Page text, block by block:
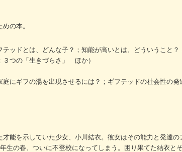
の本。
ッドとは、どんな子？；知能が高いとは、どういうこと？
３つの「生きづらさ」 ほか）
にギフの湯を出現させるには？；ギフテッドの社会性の発
能を示していた少女、小川結衣。彼女はその能力と発達の
生の春、ついに不登校になってしまう。困り果てた結衣と